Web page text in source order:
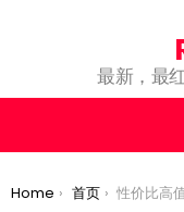
最新，最
You are here:
Home 首页
性价比高值得入手！8款RM500以下的【慢